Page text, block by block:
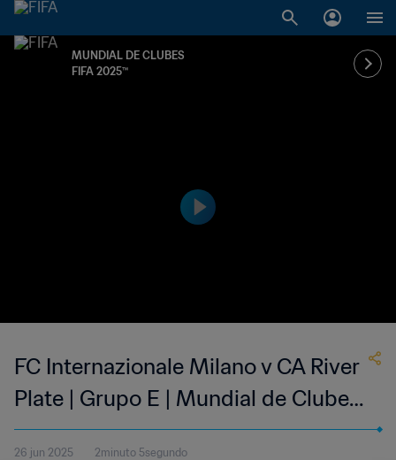
MUNDIAL DE CLUBES
FIFA 2025™
FC Internazionale Milano v CA River
Plate | Grupo E | Mundial de Clubes
FIFA 2025™ | Mejores jugadas
26 jun 2025 2minuto 5segundo